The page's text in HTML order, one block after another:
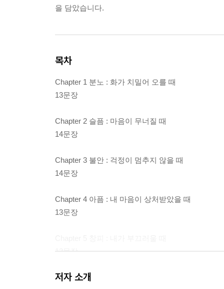
을 담았습니다.
목차
Chapter 1 분노 : 화가 치밀어 오를 때
13문장
Chapter 2 슬픔 : 마음이 무너질 때
14문장
Chapter 3 불안 : 걱정이 멈추지 않을 때
14문장
Chapter 4 아픔 : 내 마음이 상처받았을 때
13문장
13문장
Chapter 6 행복 : 마음이 행복할 때
저자 소개